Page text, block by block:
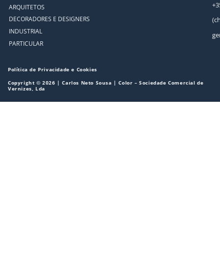
ARQUITETOS
DECORADORES E DESIGNERS
INDUSTRIAL
PARTICULAR
Política de Privacidade e Cookies
Copyright © 2026 | Carlos Neto Sousa | Color – Sociedade Comercial de
Vernizes, Lda